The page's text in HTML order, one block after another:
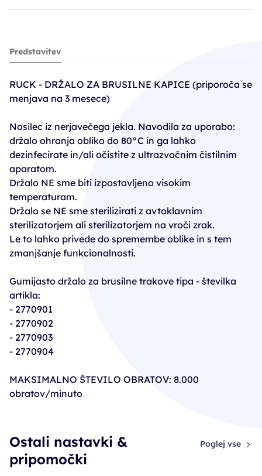
Ruck DRŽALO za brus - 16 mm
6,91€
Predstavitev
RUCK - DRŽALO ZA BRUSILNE KAPICE (priporoča se
menjava na 3 mesece)
Nosilec iz nerjavečega jekla. Navodila za uporabo:
držalo ohranja obliko do 80°C in ga lahko
dezinfecirate in/ali očistite z ultrazvočnim čistilnim
aparatom.
Držalo NE sme biti izpostavljeno visokim
temperaturam.
Držalo se NE sme sterilizirati z avtoklavnim
sterilizatorjem ali sterilizatorjem na vroči zrak.
Le to lahko privede do spremembe oblike in s tem
zmanjšanje funkcionalnosti.
Gumijasto držalo za brusilne trakove tipa - številka
artikla:
- 2770901
- 2770902
- 2770903
- 2770904
MAKSIMALNO ŠTEVILO OBRATOV: 8.000
obratov/minuto
Ostali nastavki &
pripomočki
Poglej vse